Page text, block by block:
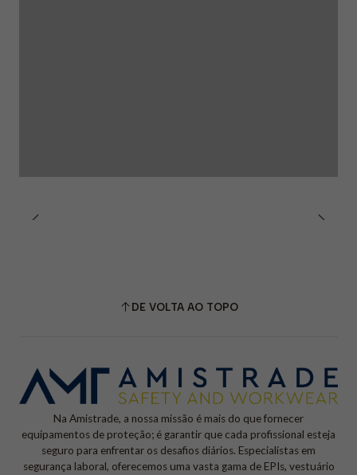
DE VOLTA AO TOPO
Na Amistrade, a nossa missão é mais do que fornecer
equipamentos de proteção; é garantir que cada profissional esteja
seguro para enfrentar os desafios diários. Especialistas em
segurança laboral, oferecemos uma vasta gama de EPIs, vestuário